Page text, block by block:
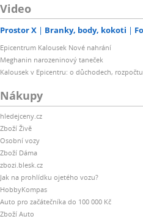
Video
Prostor X Branky, body, kokoti
Epicentrum Kalousek Nové nahrání
Meghanin narozeninový taneček
Kalousek v Epicentru: o důchodech,
Nákupy
hledejceny.cz
Zboží Živě
Osobní vozy
Zboží Dáma
zbozi.blesk.cz
Jak na prohlídku ojetého vozu?
HobbyKompas
Auto pro začátečníka do 100 000 Kč
Zboží Auto